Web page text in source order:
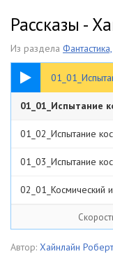
Рассказы -
Из раздела
11:59
01_01_Испытание
01_02_Испытание
01_03_Испытание
02_01_Космический
02_02_Космический
02_03_Космический
Автор: Хайнлайн Роберт